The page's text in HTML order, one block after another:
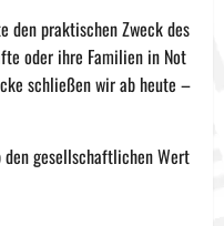
den praktischen Zweck des
oder ihre Familien in Not
schließen wir ab heute –
gesellschaftlichen Wert